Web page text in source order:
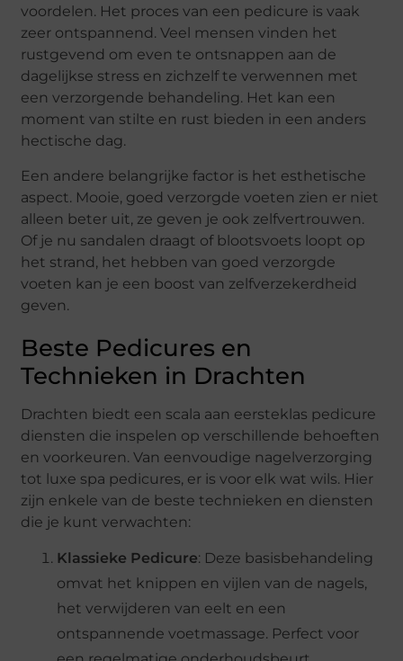
voordelen. Het proces van een pedicure is vaak
zeer ontspannend. Veel mensen vinden het
rustgevend om even te ontsnappen aan de
dagelijkse stress en zichzelf te verwennen met
een verzorgende behandeling. Het kan een
moment van stilte en rust bieden in een anders
hectische dag.
Een andere belangrijke factor is het esthetische
aspect. Mooie, goed verzorgde voeten zien er niet
alleen beter uit, ze geven je ook zelfvertrouwen.
Of je nu sandalen draagt of blootsvoets loopt op
het strand, het hebben van goed verzorgde
voeten kan je een boost van zelfverzekerdheid
geven.
Beste Pedicures en
Technieken in Drachten
Drachten biedt een scala aan eersteklas pedicure
diensten die inspelen op verschillende behoeften
en voorkeuren. Van eenvoudige nagelverzorging
tot luxe spa pedicures, er is voor elk wat wils. Hier
zijn enkele van de beste technieken en diensten
die je kunt verwachten:
Klassieke Pedicure: Deze basisbehandeling
omvat het knippen en vijlen van de nagels,
het verwijderen van eelt en een
ontspannende voetmassage. Perfect voor